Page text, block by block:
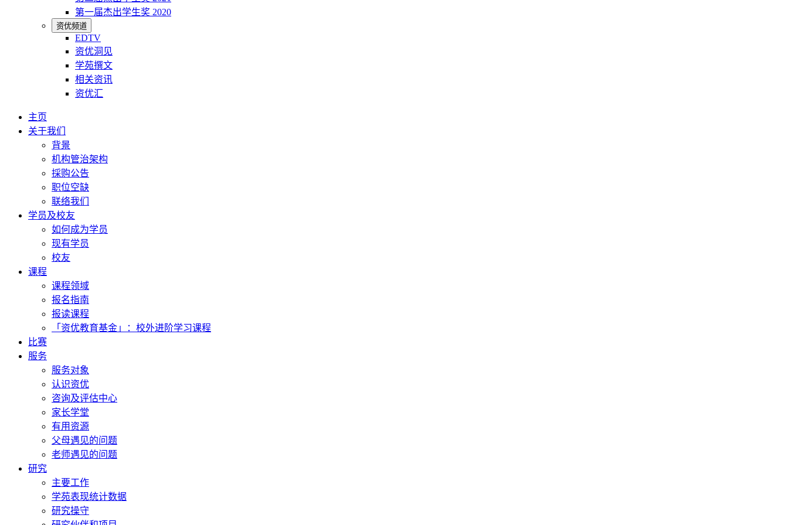
第一届杰出学生奖 2020
资优频道
EDTV
资优洞见
学苑撰文
相关资讯
资优汇
主页
关于我们
背景
机构管治架构
採购公告
职位空缺
联络我们
学员及校友
如何成为学员
现有学员
校友
课程
课程领域
报名指南
报读课程
「资优教育基金」：校外进阶学习课程
比赛
服务
服务对象
认识资优
咨询及评估中心
家长学堂
有用资源
父母遇见的问题
老师遇见的问题
研究
主要工作
学苑表现统计数据
研究操守